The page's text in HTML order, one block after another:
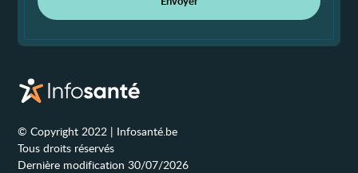
© Copyright 2022 | Infosanté.be
Tous droits réservés
Dernière modification 30/07/2026